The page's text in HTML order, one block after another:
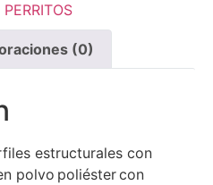
PERRITOS
(0)
estructurales con
polvo poliéster con